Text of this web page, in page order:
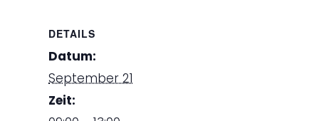
DETAILS
Datum:
September 21
Zeit: